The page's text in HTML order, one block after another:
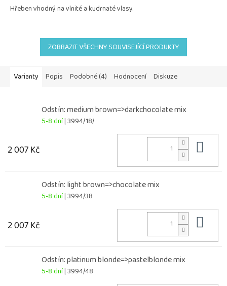
Hřeben vhodný na vlnité a kudrnaté vlasy.
ZOBRAZIT VŠECHNY SOUVISEJÍCÍ PRODUKTY
Varianty Popis Podobné (4) Hodnocení Diskuze
Odstín: medium brown=>darkchocolate mix
5-8 dní| 3994/18/
2 007 Kč
Odstín: light brown=>chocolate mix
5-8 dní| 3994/38
2 007 Kč
Odstín: platinum blonde=>pastelblonde mix
5-8 dní| 3994/48